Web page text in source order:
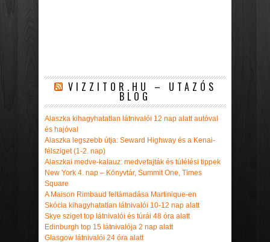
VIZZITOR.HU – UTAZÓS
BLOG
Alaszka kihagyhatatlan látnivalói 12 nap alatt autóval
és hajóval
Alaszka legszebb útja: Seward Highway és a Kenai-
félsziget (1-2. nap)
Alaszkai medve-kalauz: medvefajták és túlélési tippek
New York 4. nap – Könyvtár, Summit One, Times
Square
A Maison Rimbaud feltámadása Martinique-en
Skócia kihagyhatatlan látnivalói 10-12 nap alatt
Skye sziget top látnivalói és túrái 48 óra alatt
Edinburgh top 15 látnivalója 2 nap alatt
Glasgow látnivalói 24 óra alatt